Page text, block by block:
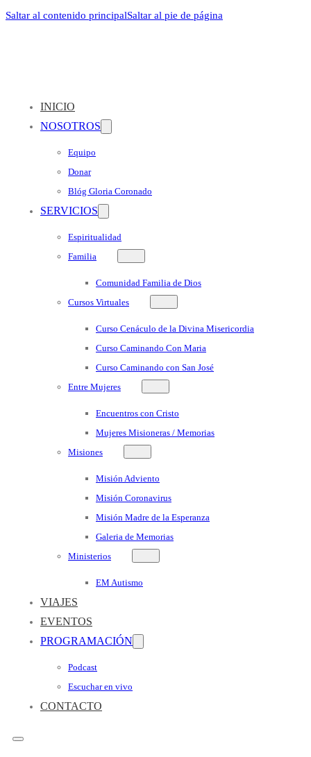
Saltar al contenido principalSaltar al pie de página
INICIO
NOSOTROS
Equipo
Donar
Blóg Gloria Coronado
SERVICIOS
Espiritualidad
Familia
Comunidad Familia de Dios
Cursos Virtuales
Curso Cenáculo de la Divina Misericordia
Curso Caminando Con Maria
Curso Caminando con San José
Entre Mujeres
Encuentros con Cristo
Mujeres Misioneras / Memorias
Misiones
Misión Adviento
Misión Coronavirus
Misión Madre de la Esperanza
Galeria de Memorias
Ministerios
EM Autismo
VIAJES
EVENTOS
PROGRAMACIÓN
Podcast
Escuchar en vivo
CONTACTO